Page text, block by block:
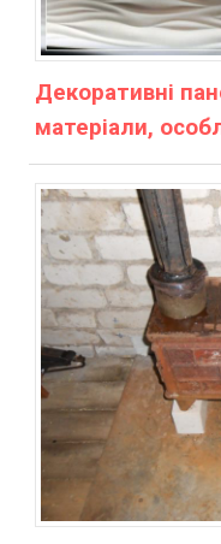
Декоративні
матеріали,